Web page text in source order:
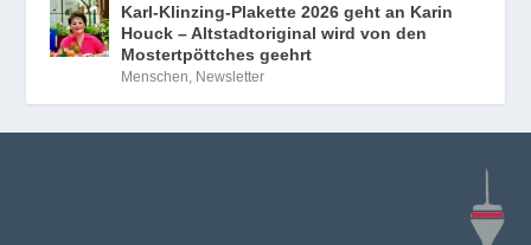
Karl-Klinzing-Plakette 2026 geht an Karin
Houck – Altstadtoriginal wird von den
Mostertpöttches geehrt
Menschen Newsletter